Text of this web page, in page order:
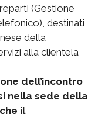
(Gestione
destinati
della
alla clientela
dell’incontro
nella sede della
il